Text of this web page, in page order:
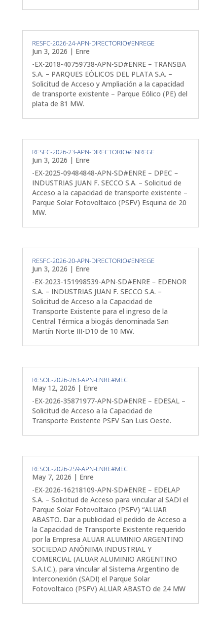
RESFC-2026-24-APN-DIRECTORIO#ENREGE
Jun 3, 2026 | Enre
-EX-2018-40759738-APN-SD#ENRE – TRANSBA
S.A. – PARQUES EÓLICOS DEL PLATA S.A. –
Solicitud de Acceso y Ampliación a la capacidad
de transporte existente – Parque Eólico (PE) del
plata de 81 MW.
RESFC-2026-23-APN-DIRECTORIO#ENREGE
Jun 3, 2026 | Enre
-EX-2025-09484848-APN-SD#ENRE – DPEC –
INDUSTRIAS JUAN F. SECCO S.A. – Solicitud de
Acceso a la capacidad de transporte existente –
Parque Solar Fotovoltaico (PSFV) Esquina de 20
MW.
RESFC-2026-20-APN-DIRECTORIO#ENREGE
Jun 3, 2026 | Enre
-EX-2023-151998539-APN-SD#ENRE – EDENOR
S.A. – INDUSTRIAS JUAN F. SECCO S.A. –
Solicitud de Acceso a la Capacidad de
Transporte Existente para el ingreso de la
Central Térmica a biogás denominada San
Martín Norte III-D10 de 10 MW.
RESOL-2026-263-APN-ENRE#MEC
May 12, 2026 | Enre
-EX-2026-35871977-APN-SD#ENRE – EDESAL –
Solicitud de Acceso a la Capacidad de
Transporte Existente PSFV San Luis Oeste.
RESOL-2026-259-APN-ENRE#MEC
May 7, 2026 | Enre
-EX-2026-16218109-APN-SD#ENRE – EDELAP
S.A. – Solicitud de Acceso para vincular al SADI el
Parque Solar Fotovoltaico (PSFV) “ALUAR
ABASTO. Dar a publicidad el pedido de Acceso a
la Capacidad de Transporte Existente requerido
por la Empresa ALUAR ALUMINIO ARGENTINO
SOCIEDAD ANÓNIMA INDUSTRIAL Y
COMERCIAL (ALUAR ALUMINIO ARGENTINO
S.A.I.C.), para vincular al Sistema Argentino de
Interconexión (SADI) el Parque Solar
Fotovoltaico (PSFV) ALUAR ABASTO de 24 MW